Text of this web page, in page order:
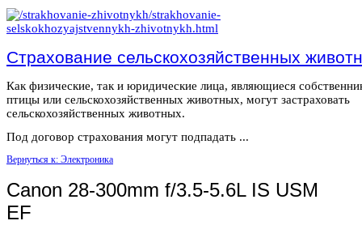
Страхование сельскохозяйственных
Как физические, так и юридические лица, являющиеся
птицы или сельскохозяйственных животных, могут застраховать
сельскохозяйственных животных.
Под договор страхования могут подпадать ...
Вернуться к: Электроника
Canon 28-300mm f/3.5-5.6L IS USM
EF